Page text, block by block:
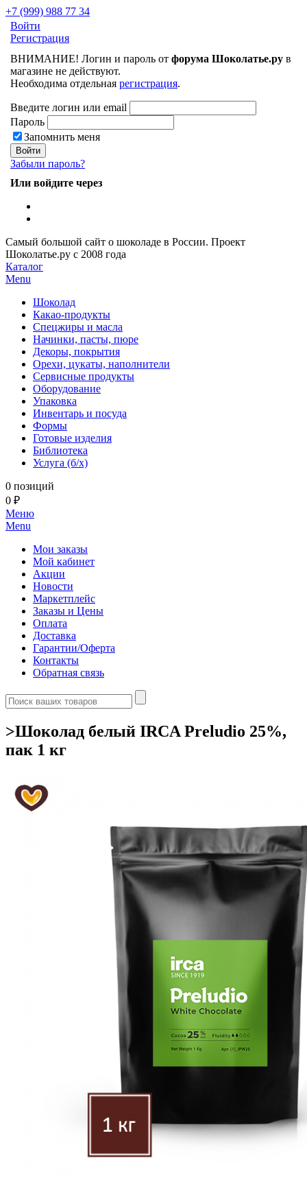
+7 (999) 988 77 34
Войти
Регистрация
ВНИМАНИЕ! Логин и пароль от форума Шоколатье.ру в
магазине не действуют.
Необходима отдельная регистрация.
Введите логин или email
Пароль
Запомнить меня
Забыли пароль?
Или войдите через
Самый большой сайт о шоколаде в России. Проект
Шоколатье.ру с 2008 года
Каталог
Menu
Шоколад
Какао-продукты
Спецжиры и масла
Начинки, пасты, пюре
Декоры, покрытия
Орехи, цукаты, наполнители
Сервисные продукты
Оборудование
Упаковка
Инвентарь и посуда
Формы
Готовые изделия
Библиотека
Услуга (б/х)
0 позиций
0 ₽
Меню
Menu
Мои заказы
Мой кабинет
Акции
Новости
Маркетплейс
Заказы и Цены
Оплата
Доставка
Гарантии/Оферта
Контакты
Обратная связь
>Шоколад белый IRCA Preludio 25%,
пак 1 кг